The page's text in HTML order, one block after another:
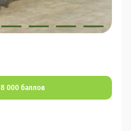
8 000 баллов